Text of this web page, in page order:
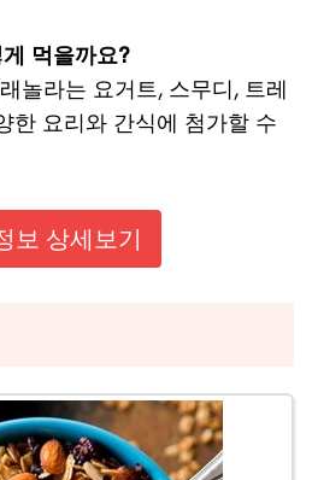
먹을까요?
놀라는 요거트, 스무디, 트레
한 요리와 간식에 첨가할 수
보 상세보기